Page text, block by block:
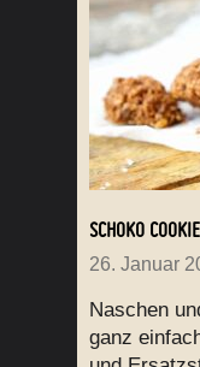
SCHOKO
26. Januar
Naschen
ganz